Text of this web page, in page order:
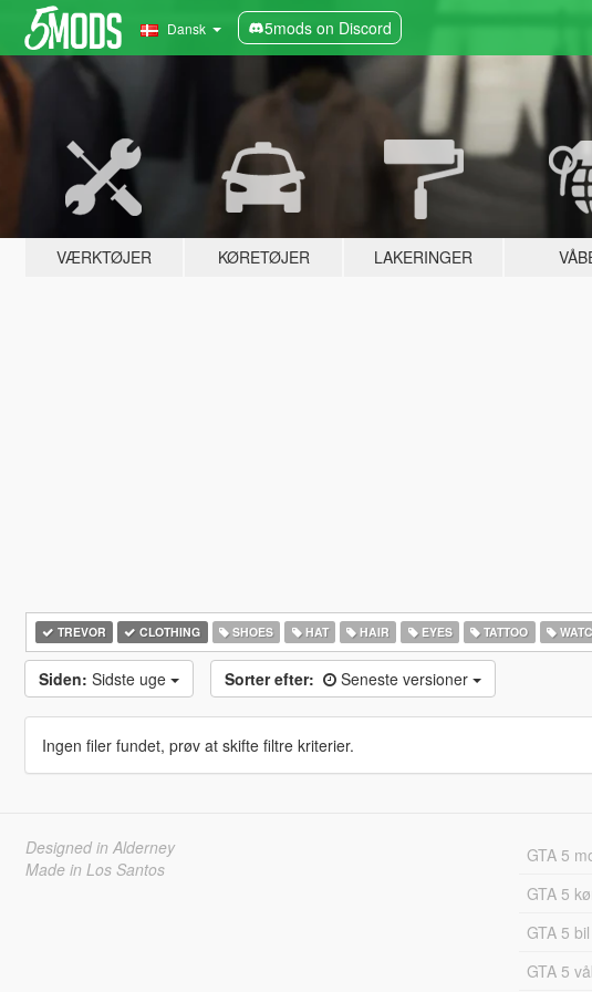
Dansk 5mods on Discord
VÆRKTØJER KØRETØJER LAKERINGER
TREVOR CLOTHING SHOES HAT HAIR EYES TATTOO
Siden: Sidste uge Sorter efter: Seneste versioner
Ingen filer fundet, prøv at skifte filtre kriterier.
Designed in Alderney
Made in Los Santos
GTA 5
GTA 5
GTA 5
GTA 5